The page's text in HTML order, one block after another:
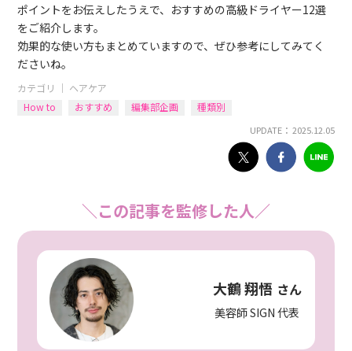
ポイントをお伝えしたうえで、おすすめの高級ドライヤー12選
をご紹介します。
効果的な使い方もまとめていますので、ぜひ参考にしてみてく
ださいね。
カテゴリ ｜ ヘアケア
How to
おすすめ 編集部企画 種類別
UPDATE： 2025.12.05
＼この記事を監修した人／
大鶴 翔悟 さん
美容師 SIGN 代表